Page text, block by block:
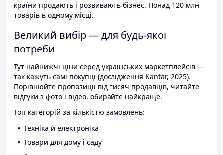
країни продають і розвивають бізнес. Понад 120 млн
товарів в одному місці.
Великий вибір — для будь-якої
потреби
Тут найнижчі ціни серед українських маркетплейсів —
так кажуть самі покупці (дослідження Kantar, 2025).
Порівнюйте пропозиції від тисяч продавців, читайте
відгуки з фото і відео, обирайте найкраще.
Топ категорій за кількістю замовлень:
Техніка й електроніка
Товари для дому і саду